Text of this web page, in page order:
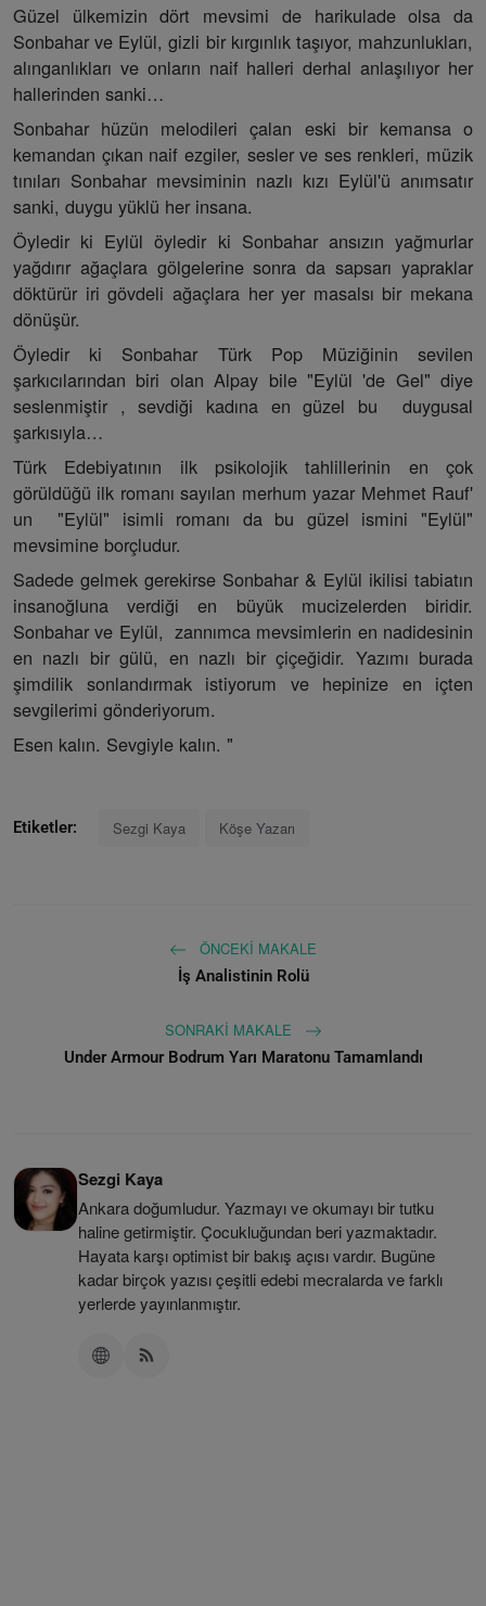
Güzel ülkemizin dört mevsimi de harikulade olsa da
Sonbahar ve Eylül, gizli bir kırgınlık taşıyor, mahzunlukları,
alınganlıkları ve onların naif halleri derhal anlaşılıyor her
hallerinden sanki…
Sonbahar hüzün melodileri çalan eski bir kemansa o
kemandan çıkan naif ezgiler, sesler ve ses renkleri, müzik
tınıları Sonbahar mevsiminin nazlı kızı Eylül'ü anımsatır
sanki, duygu yüklü her insana.
Öyledir ki Eylül öyledir ki Sonbahar ansızın yağmurlar
yağdırır ağaçlara gölgelerine sonra da sapsarı yapraklar
döktürür iri gövdeli ağaçlara her yer masalsı bir mekana
dönüşür.
Öyledir ki Sonbahar Türk Pop Müziğinin sevilen
şarkıcılarından biri olan Alpay bile "Eylül 'de Gel" diye
seslenmiştir , sevdiği kadına en güzel bu duygusal
şarkısıyla…
Türk Edebiyatının ilk psikolojik tahlillerinin en çok
görüldüğü ilk romanı sayılan merhum yazar Mehmet Rauf'
un "Eylül" isimli romanı da bu güzel ismini "Eylül"
mevsimine borçludur.
Sadede gelmek gerekirse Sonbahar & Eylül ikilisi tabiatın
insanoğluna verdiği en büyük mucizelerden biridir.
Sonbahar ve Eylül, zannımca mevsimlerin en nadidesinin
en nazlı bir gülü, en nazlı bir çiçeğidir. Yazımı burada
şimdilik sonlandırmak istiyorum ve hepinize en içten
sevgilerimi gönderiyorum.
Esen kalın. Sevgiyle kalın. "
Etiketler: Sezgi Kaya Köşe Yazarı
ÖNCEKI MAKALE
İş Analistinin Rolü
SONRAKI MAKALE
Under Armour Bodrum Yarı Maratonu Tamamlandı
Sezgi Kaya
Ankara doğumludur. Yazmayı ve okumayı bir tutku
haline getirmiştir. Çocukluğundan beri yazmaktadır.
Hayata karşı optimist bir bakış açısı vardır. Bugüne
kadar birçok yazısı çeşitli edebi mecralarda ve farklı
yerlerde yayınlanmıştır.